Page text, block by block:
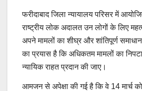
फरीदाबाद जिला न्यायालय परिसर में
राष्ट्रीय लोक अदालत उन लोगों के लिए
अपने मामलों का शीघ्र और शांतिपूर्ण
का प्रयास है कि अधिकतम मामलों का
न्यायिक राहत प्रदान की जाए।
आमजन से अपेक्षा की गई है कि वे 14 मार्च को